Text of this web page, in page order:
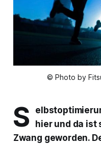
© Photo by
S
hier und da ist
Zwang geworden.